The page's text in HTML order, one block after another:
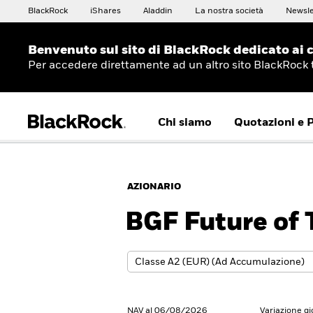
BlackRock iShares Aladdin La nostra società
Benvenuto sul sito di BlackRock dedicato
Per accedere direttamente ad un altro sito
Chi siamo Quotazioni e
AZIONARIO
BGF Future
NAV al 06/08/2026 Variazione